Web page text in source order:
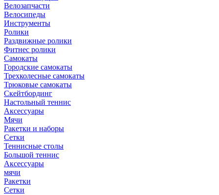
Велозапчасти
Велосипеды
Инструменты
Ролики
Раздвижные ролики
Фитнес ролики
Самокаты
Городские самокаты
Трехколесные самокаты
Трюковые самокаты
Скейтбординг
Настольный теннис
Аксессуары
Мячи
Ракетки и наборы
Сетки
Теннисные столы
Большой теннис
Аксессуары
мячи
Ракетки
Сетки